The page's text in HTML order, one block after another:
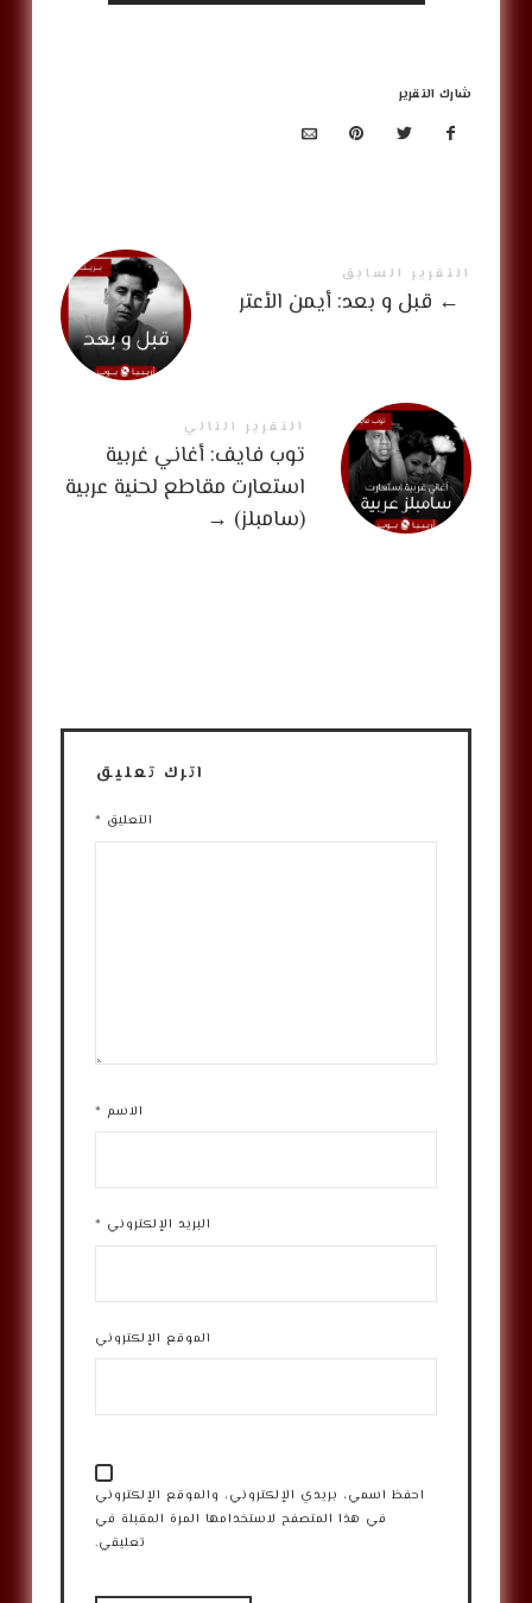
شارك التقرير
التقرير السابق
← قبل و بعد: أيمن الأعتر
التقرير التالي
توب فايف: أغاني غربية
استعارت مقاطع لحنية عربية
(سامبلز) →
اترك تعليق
التعليق *
الاسم *
البريد الإلكتروني *
الموقع الإلكتروني
احفظ اسمي، بريدي الإلكتروني، والموقع الإلكتروني
في هذا المتصفح لاستخدامها المرة المقبلة في
تعليقي.